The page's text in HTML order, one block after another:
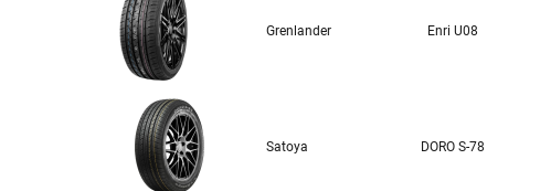
Grenlander Enri U08
Satoya DORO S-78